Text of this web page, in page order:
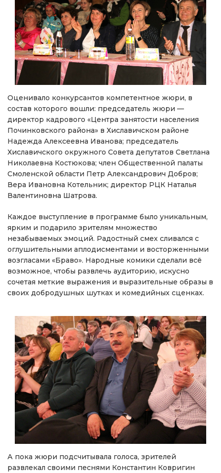
Оценивало конкурсантов компетентное жюри, в
состав которого вошли: председатель жюри —
директор кадрового «Центра занятости населения
Починковского района» в Хиславичском районе
Надежда Алексеевна Иванова; председатель
Хиславичского окружного Совета депутатов Светлана
Николаевна Костюкова; член Общественной палаты
Смоленской области Петр Александрович Добров;
Вера Ивановна Котельник; директор РЦК Наталья
Валентиновна Шатрова.
Каждое выступление в программе было уникальным,
ярким и подарило зрителям множество
незабываемых эмоций. Радостный смех сливался с
оглушительными аплодисментами и восторженными
возгласами «Браво». Народные комики сделали всё
возможное, чтобы развлечь аудиторию, искусно
сочетая меткие выражения и выразительные образы в
своих добродушных шутках и комедийных сценках.
А пока жюри подсчитывала голоса, зрителей
развлекал своими песнями Константин Ковригин